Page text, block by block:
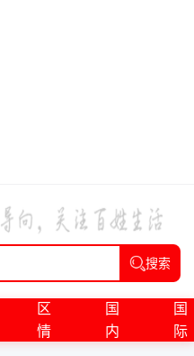
搜索
区
情
国
内
国
际